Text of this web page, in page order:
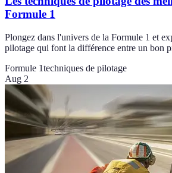
Formule 1
Plongez dans l'univers de la Formule 1 et
pilotage qui font la différence entre un bon
Formule 1techniques de pilotage
Aug 2